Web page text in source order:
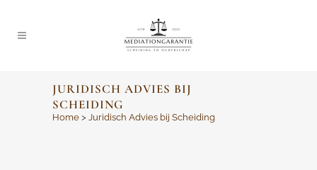
JURIDISCH ADVIES BIJ
SCHEIDING
Home > Juridisch Advies bij Scheiding